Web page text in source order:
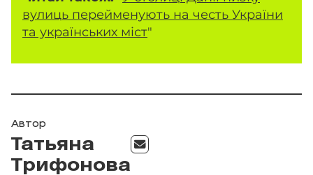
вулиць перейменують на честь України
та українських міст"
Автор
Татьяна
Трифонова